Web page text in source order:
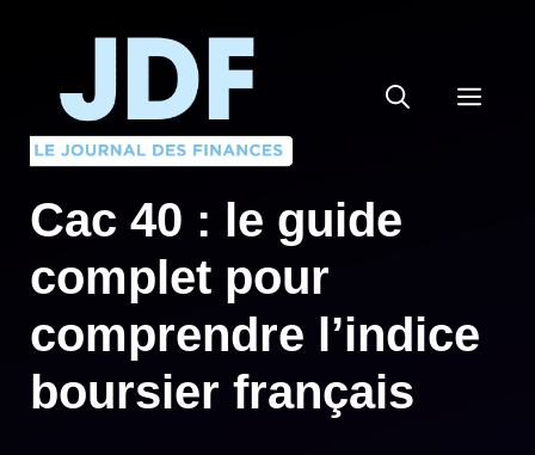
contenu
Cac 40 : le guide
complet pour
comprendre l’indice
boursier français